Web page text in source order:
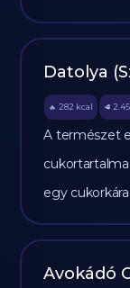
Datolya
🔥 282 kcal 🥩 2.45
A természet
egy
Avokádó